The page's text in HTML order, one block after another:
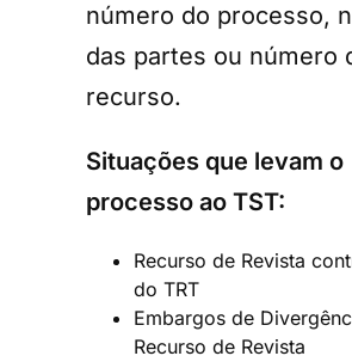
número do processo,
das partes ou número
recurso.
Situações que levam o
processo ao TST:
Recurso de Revista
do TRT
Embargos de
Recurso de Revista